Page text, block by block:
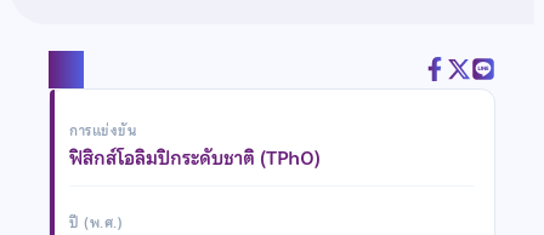
การแข่งขัน
ฟิสิกส์โอลิมปิกระดับชาติ (TPhO)
ปี (พ.ศ.)